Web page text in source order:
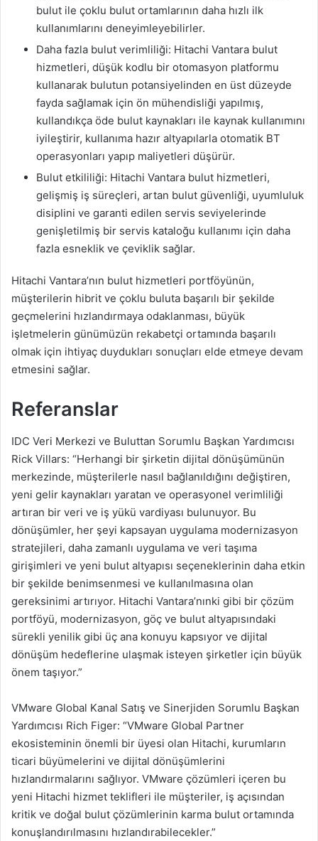
bulut ile çoklu bulut ortamlarının daha hızlı ilk
kullanımlarını deneyimleyebilirler.
Daha fazla bulut verimliliği: Hitachi Vantara bulut
hizmetleri, düşük kodlu bir otomasyon platformu
kullanarak bulutun potansiyelinden en üst düzeyde
fayda sağlamak için ön mühendisliği yapılmış,
kullandıkça öde bulut kaynakları ile kaynak kullanımını
iyileştirir, kullanıma hazır altyapılarla otomatik BT
operasyonları yapıp maliyetleri düşürür.
Bulut etkililiği: Hitachi Vantara bulut hizmetleri,
gelişmiş iş süreçleri, artan bulut güvenliği, uyumluluk
disiplini ve garanti edilen servis seviyelerinde
genişletilmiş bir servis kataloğu kullanımı için daha
fazla esneklik ve çeviklik sağlar.
Hitachi Vantara’nın bulut hizmetleri portföyünün,
müşterilerin hibrit ve çoklu buluta başarılı bir şekilde
geçmelerini hızlandırmaya odaklanması, büyük
işletmelerin günümüzün rekabetçi ortamında başarılı
olmak için ihtiyaç duydukları sonuçları elde etmeye devam
etmesini sağlar.
Referanslar
IDC Veri Merkezi ve Buluttan Sorumlu Başkan Yardımcısı
Rick Villars: “Herhangi bir şirketin dijital dönüşümünün
merkezinde, müşterilerle nasıl bağlanıldığını değiştiren,
yeni gelir kaynakları yaratan ve operasyonel verimliliği
artıran bir veri ve iş yükü vardiyası bulunuyor. Bu
dönüşümler, her şeyi kapsayan uygulama modernizasyon
stratejileri, daha zamanlı uygulama ve veri taşıma
girişimleri ve yeni bulut altyapısı seçeneklerinin daha etkin
bir şekilde benimsenmesi ve kullanılmasına olan
gereksinimi artırıyor. Hitachi Vantara’nınki gibi bir çözüm
portföyü, modernizasyon, göç ve bulut altyapısındaki
sürekli yenilik gibi üç ana konuyu kapsıyor ve dijital
dönüşüm hedeflerine ulaşmak isteyen şirketler için büyük
önem taşıyor.”
VMware Global Kanal Satış ve Sinerjiden Sorumlu Başkan
Yardımcısı Rich Figer: “VMware Global Partner
ekosisteminin önemli bir üyesi olan Hitachi, kurumların
ticari büyümelerini ve dijital dönüşümlerini
hızlandırmalarını sağlıyor. VMware çözümleri içeren bu
yeni Hitachi hizmet teklifleri ile müşteriler, iş açısından
kritik ve doğal bulut çözümlerinin karma bulut ortamında
konuşlandırılmasını hızlandırabilecekler.”